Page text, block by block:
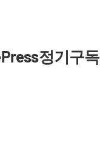
Press정기구독